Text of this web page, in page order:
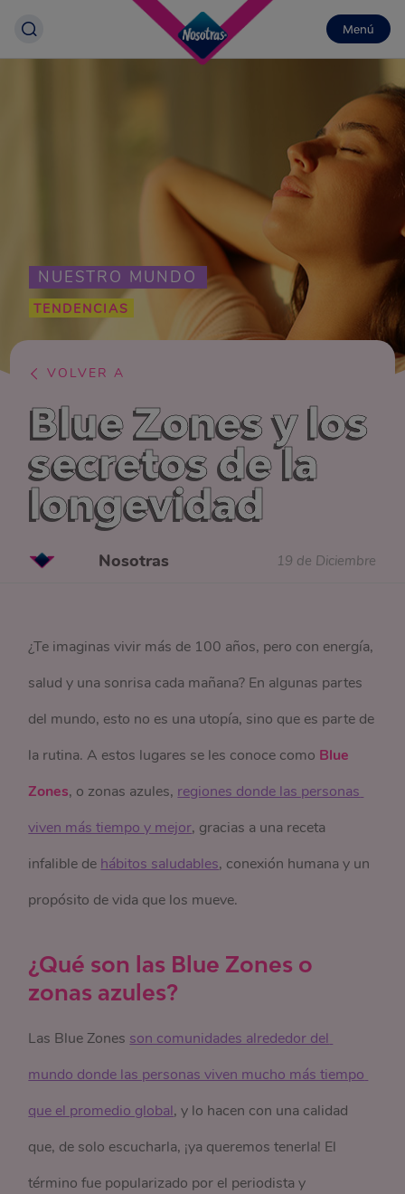
Menú
NUESTRO MUNDO
TENDENCIAS
VOLVER A
Blue Zones y los
secretos de la
longevidad
Nosotras 19 de Diciembre
¿Te imaginas vivir más de 100 años, pero con energía,
salud y una sonrisa cada mañana? En algunas partes
del mundo, esto no es una utopía, sino que es parte de
la rutina. A estos lugares se les conoce como Blue
Zones, o zonas azules, regiones donde las personas
viven más tiempo y mejor, gracias a una receta
infalible de hábitos saludables, conexión humana y un
propósito de vida que los mueve.
¿Qué son las Blue Zones o
zonas azules?
Las Blue Zones son comunidades alrededor del
mundo donde las personas viven mucho más tiempo
que el promedio global, y lo hacen con una calidad
que, de solo escucharla, ¡ya queremos tenerla! El
término fue popularizado por el periodista y